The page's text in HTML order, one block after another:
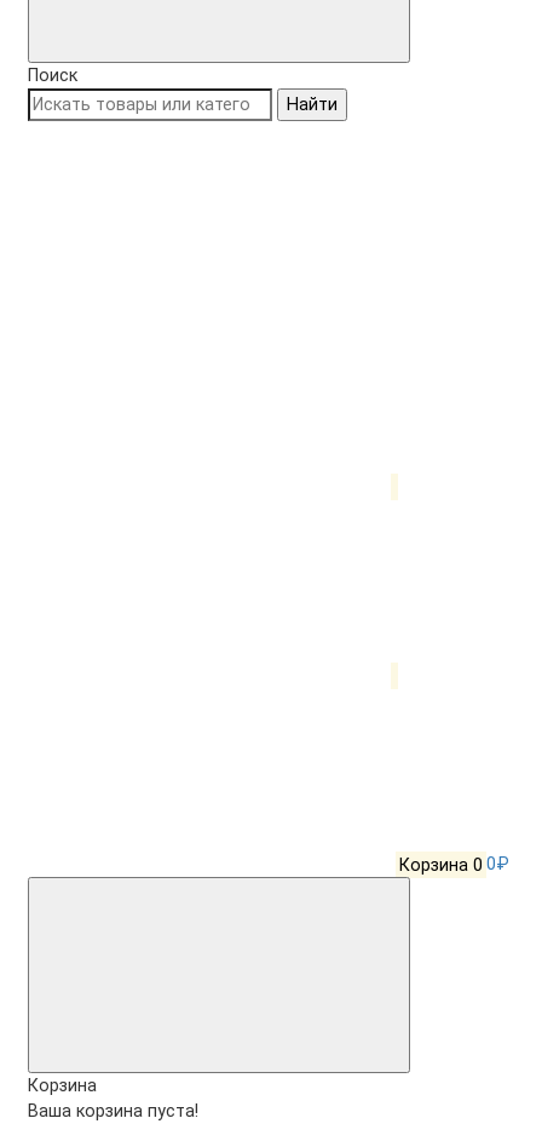
Поиск
Найти
Корзина 0 0₽
Корзина
Ваша корзина пуста!